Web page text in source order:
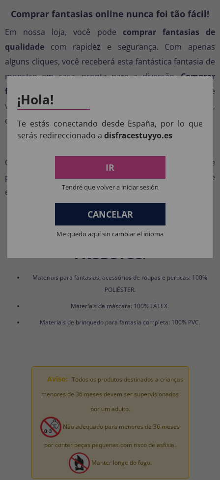
Comprar fantasias online nunca foi tão fácil!
Em nossa loja, você pode comprar fantasias de
qualidade com rapidez e segurança. Com apenas
alguns cliques, você receberá esta fantástica fantasia de
monstro em casa, pronta para a diversão.Comprar
fantasias online
economiza seu tempo e permite que
você tenha acesso aos melhores modelos do mercado,
como este adorável monstrinho.
Complemente o visual com maquiagem azul ou luvas de
pelúcia para um efeito ainda mais monstruoso. E não se
esqueça do seu melhor rugido para arrasar na festa!
Materiais para fantasias, acessórios de roupas e perucas: 100%
POLIÉSTER.
Materiais da máscara: 100% LÁTEX.
Materiais de brinquedo para fantasia completa: 100% PVC.
Aviso: Todos os produtos destinados a crianças
menores de 36 meses devem ser supervisionados
por um adulto.
Não adequado para menores de 36 meses
por conter peças pequenas com risco de asfixia.
Manter longe do fogo.
¡Hola!
Te estás conectando desde España, por lo que
serás redireccionado a disfracestuyyo.es
IR
Tendré que volver a iniciar sesión
CANCELAR
Me quedo aquí sin cambiar el idioma